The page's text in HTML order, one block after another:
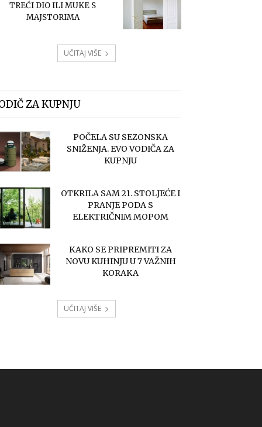
TREĆI DIO ILI MUKE S
MAJSTORIMA
UČITAJ VIŠE
ZA KUPNJU
POČELA SU SEZONSKA
SNIŽENJA. EVO VODIČA ZA
KUPNJU
OTKRILA SAM 21. STOLJEĆE I
PRANJE PODA S
ELEKTRIČNIM MOPOM
KAKO SE PRIPREMITI ZA
NOVU KUHINJU U 7 VAŽNIH
KORAKA
UČITAJ VIŠE